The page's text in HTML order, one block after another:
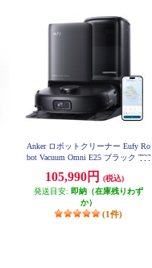
Anker ロボットクリーナー Eufy Ro
bot Vacuum Omni E25 ブラック T23
105,990円
(税込)
発送目安: 即納（在庫残りわず
か）
(1件)